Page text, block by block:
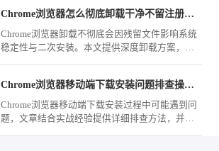
Chrome浏览器怎么彻底卸载干净不留注册表残留
Chrome浏览器卸载不彻底会因残留文件影响系统
稳定性与二次安装。本文提供深度卸载方案，详
Chrome浏览器移动端下载安装问题排查操作经验教程
Chrome浏览器移动端下载安装过程中可能遇到问
题，文章结合实战经验提供详细排查方法，并分